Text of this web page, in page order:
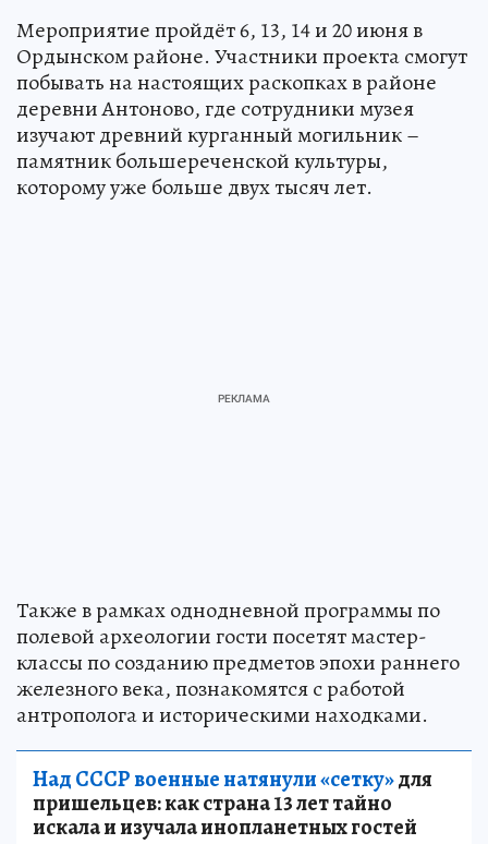
Мероприятие пройдёт 6, 13, 14 и 20 июня в
Ордынском районе. Участники проекта смогут
побывать на настоящих раскопках в районе
деревни Антоново, где сотрудники музея
изучают древний курганный могильник –
памятник большереченской культуры,
которому уже больше двух тысяч лет.
Также в рамках однодневной программы по
полевой археологии гости посетят мастер-
классы по созданию предметов эпохи раннего
железного века, познакомятся с работой
антрополога и историческими находками.
Над СССР военные натянули «сетку»для
пришельцев: как страна 13 лет тайно
искала и изучала инопланетных гостей